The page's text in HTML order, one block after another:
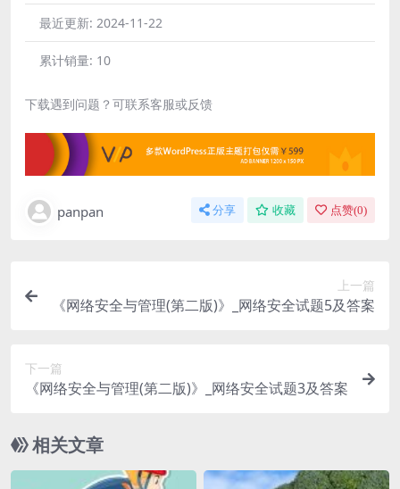
最近更新: 2024-11-22
累计销量: 10
下载遇到问题？可联系客服或反馈
panpan 分享 收藏 点赞(0)
上一篇
《网络安全与管理(第二版)》_网络安全试题5及答案
下一篇
《网络安全与管理(第二版)》_网络安全试题3及答案
相关文章